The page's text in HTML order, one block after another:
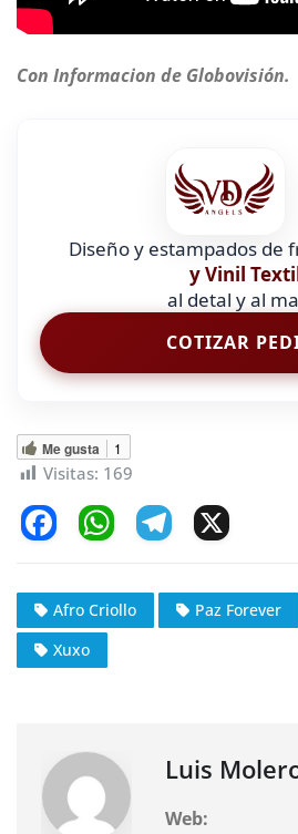
Con Informacion de Globovisión.
Diseño y estampados de
y Vinil
al detal y al
COTIZAR
Me gusta 1
Visitas: 169
c
e
b
k
W
at
s
e
gr
Afro Criollo Paz Forever
Xuxo
Luis
Web: